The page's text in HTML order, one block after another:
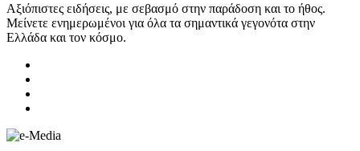
Αξιόπιστες ειδήσεις, με σεβασμό στην παράδοση και το ήθος.
Μείνετε ενημερωμένοι για όλα τα σημαντικά γεγονότα στην
Ελλάδα και τον κόσμο.